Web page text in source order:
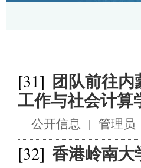
[31] 团队前往
工作与社会计算
公开信息 | 管理员
[32] 香港岭南